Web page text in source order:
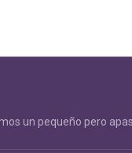
un pequeño pero